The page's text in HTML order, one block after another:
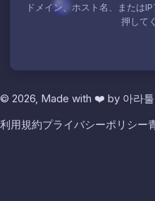
ドメイン、ホスト名、または
押して
© 2026, Made with ❤️ by 아라
利用規約プライバシーポリシー